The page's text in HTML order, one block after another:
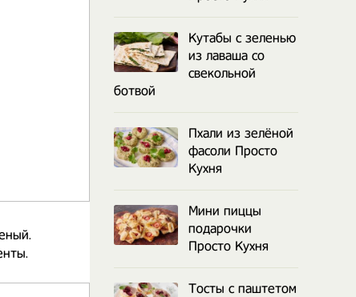
Кутабы с зеленью
из лаваша со
свекольной
ботвой
Пхали из зелёной
фасоли Просто
Кухня
Мини пиццы
подарочки
Просто Кухня
Тосты с паштетом